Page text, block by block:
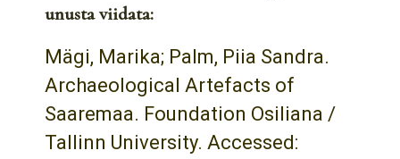
unusta viidata:
Mägi, Marika; Palm, Piia Sandra.
Archaeological Artefacts of
Saaremaa. Foundation Osiliana /
Tallinn University. Accessed: